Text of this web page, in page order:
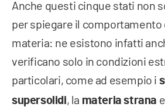
Anche questi cinque stati non
per spiegare il comportamento
materia: ne esistono infatti
verificano solo in condizioni
particolari, come ad esempio i
supersolidi, la materia strana